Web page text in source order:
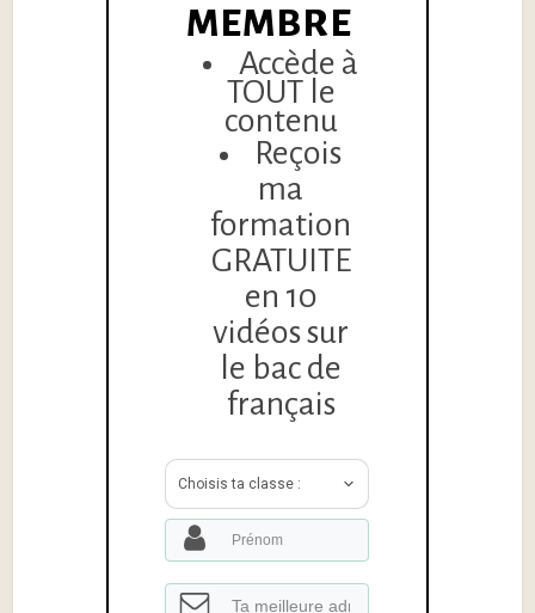
MEMBRE
Accède à
TOUT le
contenu
Reçois
ma
formation
GRATUITE
en 10
vidéos sur
le bac de
français
Choisis ta classe :